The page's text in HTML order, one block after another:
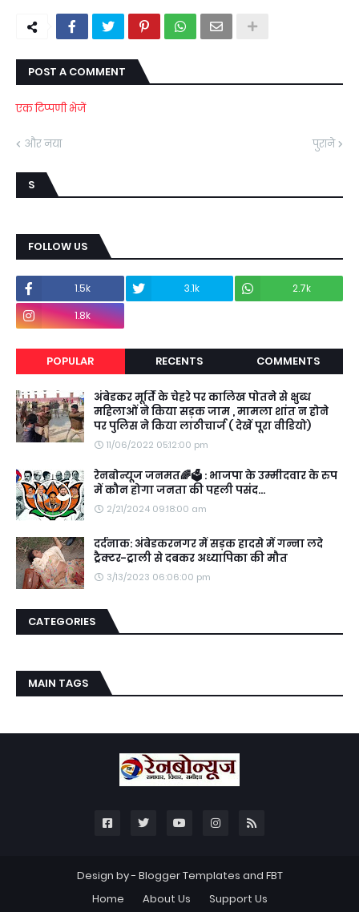
POST A COMMENT
एक टिप्पणी भेजें
और नया पुराने
S
FOLLOW US
1.5k 3.1k
2.7k
1.8k
POPULAR RECENTS COMMENTS
अंबेडकर मूर्ति के चेहरे पर कालिख पोतने से क्षुब्ध
महिलाओं ने किया सड़क जाम , मामला शांत न होने
पर पुलिस ने किया लाठीचार्ज ( देखें पूरा वीडियो)
11/06/2022 05:12:00 pm
रेनबोन्यूज जनमत🌈🗳️ : भाजपा के उम्मीदवार के रुप
में कौन होगा जनता की पहली पसंद...
2/21/2024 09:18:00 am
दर्दनाक: अंबेडकरनगर में सड़क हादसे में गन्ना लदे
ट्रैक्टर-ट्राली से दबकर अध्यापिका की मौत
3/13/2023 06:06:00 pm
CATEGORIES
MAIN TAGS
Design by - Blogger Templates and FBT
Home
About Us Support Us